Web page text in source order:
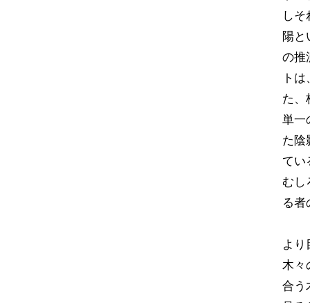
し
陽と
の推
ト
た、
単一
た陰
てい
むし
る者
より
木々
合う